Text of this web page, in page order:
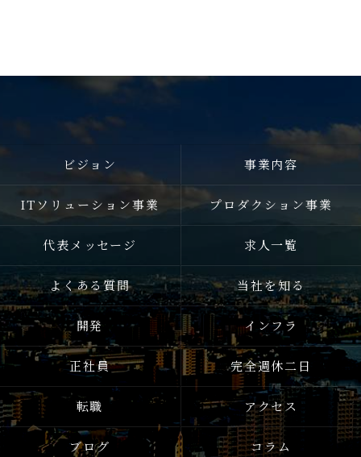
ビジョン 事業内容
ITソリューション事業 プロダクション事業
代表メッセージ 求人一覧
よくある質問 当社を知る
開発 インフラ
正社員 完全週休二日
転職 アクセス
ブログ コラム